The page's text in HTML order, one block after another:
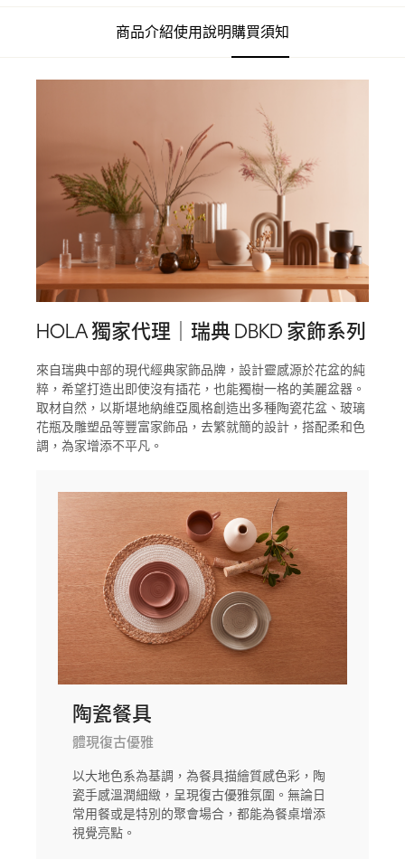
商品介紹使用說明購買須知
HOLA 獨家代理｜瑞典 DBKD 家飾系列
來自瑞典中部的現代經典家飾品牌，設計靈感源於花盆的純
粹，希望打造出即使沒有插花，也能獨樹一格的美麗盆器。
取材自然，以斯堪地納維亞風格創造出多種陶瓷花盆、玻璃
花瓶及雕塑品等豐富家飾品，去繁就簡的設計，搭配柔和色
調，為家增添不平凡。
陶瓷餐具
體現復古優雅
以大地色系為基調，為餐具描繪質感色彩，陶
瓷手感溫潤細緻，呈現復古優雅氛圍。無論日
常用餐或是特別的聚會場合，都能為餐桌增添
視覺亮點。